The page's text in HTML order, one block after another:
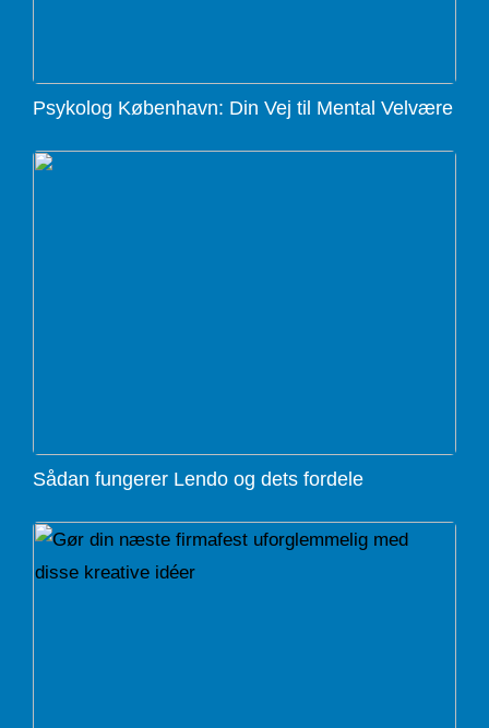
Psykolog København: Din Vej til Mental Velvære
Sådan fungerer Lendo og dets fordele